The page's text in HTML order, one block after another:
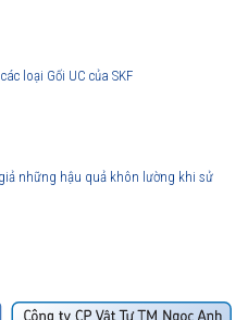
loại Gối UC của SKF
những hậu quả khôn lường khi sử